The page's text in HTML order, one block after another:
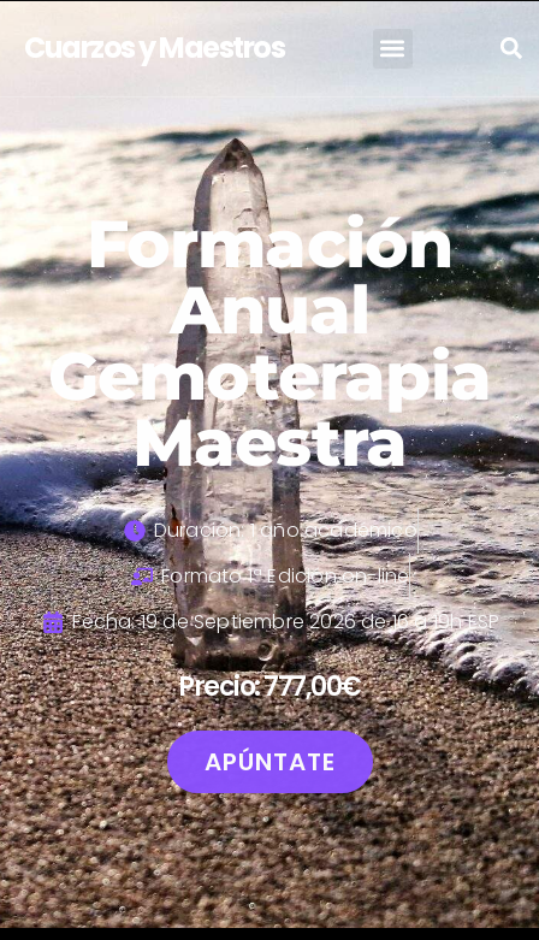
Cuarzos y Maestros
Formación
Anual
Gemoterapia
Maestra
Duración: 1 año académico
Formato 1ª Edición on-line
Fecha: 19 de Septiembre 2026 de 16 a 19h ESP
Precio:777,00€
APÚNTATE